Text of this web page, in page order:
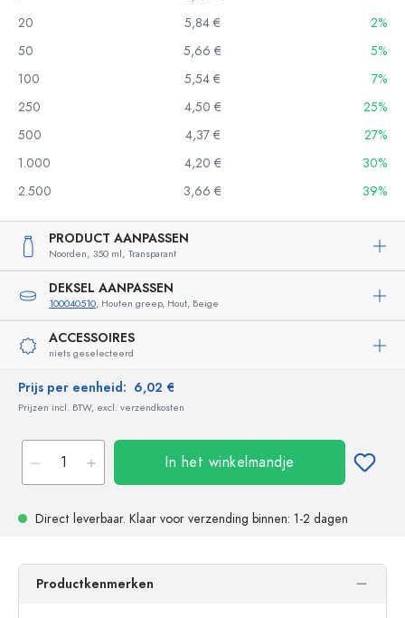
20
5,84 €
2%
50
5,66 €
5%
100
5,54 €
7%
250
4,50 €
25%
500
4,37 €
27%
1.000
4,20 €
30%
2.500
3,66 € 39%
PRODUCT AANPASSEN
Noorden, 350 ml, Transparant
DEKSEL AANPASSEN
100040510, Houten greep, Hout, Beige
ACCESSOIRES
niets geselecteerd
Prijs per eenheid: 6,02 €
Prijzen incl. BTW, excl. verzendkosten
In het winkelmandje
Direct leverbaar. Klaar voor verzending binnen: 1-2 dagen
Productkenmerken